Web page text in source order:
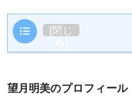
目次 [閉じ
望月明美のプロフィール